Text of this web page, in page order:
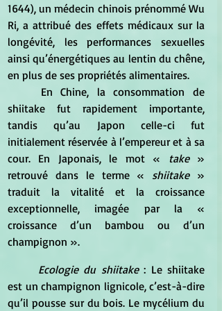
1644), un médecin chinois prénommé Wu
Ri, a attribué des effets médicaux sur la
longévité, les performances sexuelles
ainsi qu’énergétiques au lentin du chêne,
en plus de ses propriétés alimentaires.
shiitake fut rapidement importante,
tandis qu’au Japon celle-ci fut
initialement réservée à l’empereur et à sa
cour. En Japonais, le mot « take »
retrouvé dans le terme « shiitake »
traduit la vitalité et la croissance
exceptionnelle, imagée par la «
croissance d’un bambou ou d’un
champignon ».
Ecologie du shiitake : Le shiitake
est un champignon lignicole, c’est-à-dire
qu’il pousse sur du bois. Le mycélium du